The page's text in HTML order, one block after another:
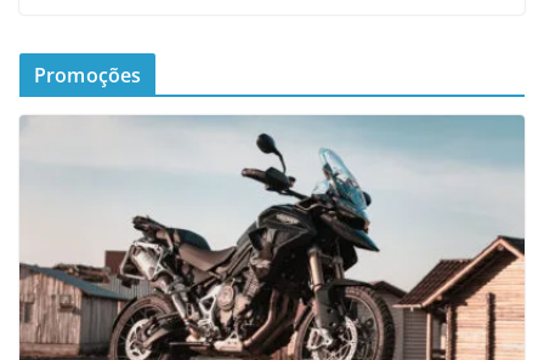
Promoções